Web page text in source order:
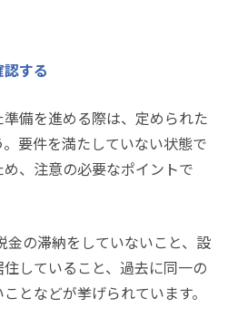
する
備を進める際は、定められた
要件を満たしていない状態で
、注意の必要なポイントで
の滞納をしていないこと、設
していること、過去に同一の
となどが挙げられています。